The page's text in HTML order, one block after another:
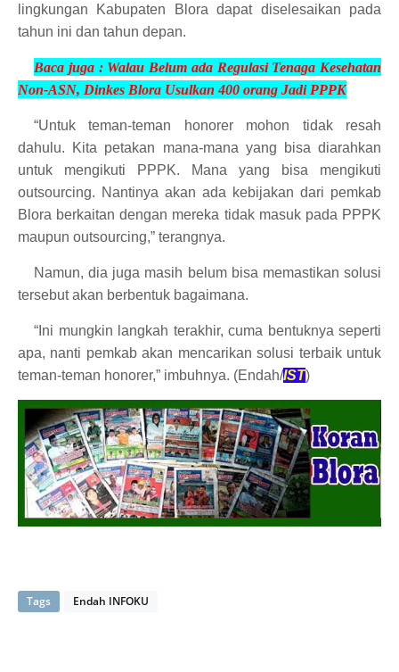
lingkungan Kabupaten Blora dapat diselesaikan pada
tahun ini dan tahun depan.
Baca juga : Walau Belum ada Regulasi Tenaga Kesehatan
Non-ASN, Dinkes Blora Usulkan 400 orang Jadi PPPK
“Untuk teman-teman honorer mohon tidak resah
dahulu. Kita petakan mana-mana yang bisa diarahkan
untuk mengikuti PPPK. Mana yang bisa mengikuti
outsourcing. Nantinya akan ada kebijakan dari pemkab
Blora berkaitan dengan mereka tidak masuk pada PPPK
maupun outsourcing,” terangnya.
Namun, dia juga masih belum bisa memastikan solusi
tersebut akan berbentuk bagaimana.
“Ini mungkin langkah terakhir, cuma bentuknya seperti
apa, nanti pemkab akan mencarikan solusi terbaik untuk
teman-teman honorer,” imbuhnya. (Endah/IST)
Tags Endah INFOKU